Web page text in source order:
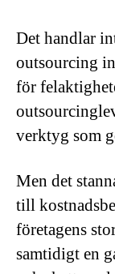
Det handlar
outsourcing
för
verktyg som
Men det
till
företagens
samtidigt en